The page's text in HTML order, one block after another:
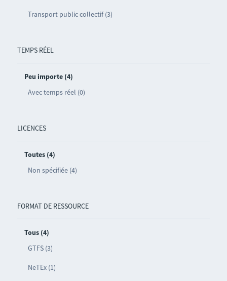
Transport public collectif (3)
TEMPS RÉEL
Peu importe (4)
Avec temps réel (0)
LICENCES
Toutes (4)
Non spécifiée (4)
FORMAT DE RESSOURCE
Tous (4)
GTFS (3)
NeTEx (1)